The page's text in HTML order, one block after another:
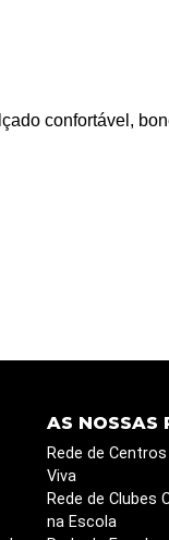
confortável,
AS NOSSAS
Rede de
Viva
Rede de Clubes
na Escola